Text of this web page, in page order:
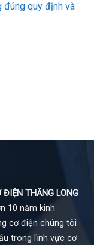
đúng quy định và
ĐIỆN THĂNG LONG
10 năm kinh
cơ điện chúng tôi
trong lĩnh vực cơ